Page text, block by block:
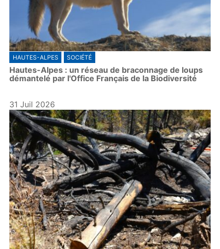
HAUTES-ALPES SOCIÉTÉ
Hautes-Alpes : un réseau de braconnage de loups
démantelé par l'Office Français de la Biodiversité
31 Juil 2026